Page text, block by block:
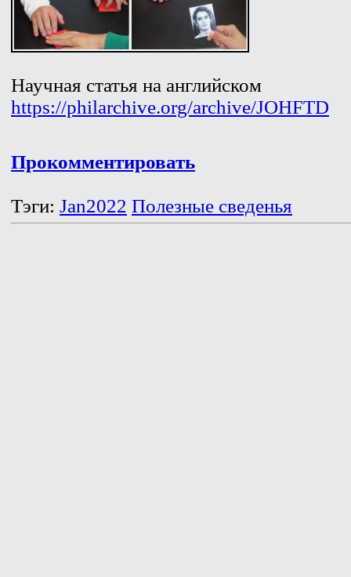
Научная статья на английском
https://philarchive.org/archive/JOHFTD
Прокомментировать
Тэги: Jan2022 Полезные сведенья